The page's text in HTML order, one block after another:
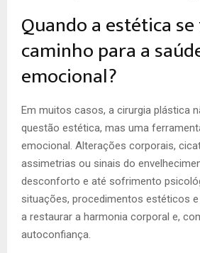
Quando a estética
caminho para a
emocional?
Em muitos casos, a cirurgia plástica
questão estética, mas uma
emocional. Alterações corporais,
assimetrias ou sinais do
desconforto e até sofrimento
situações, procedimentos estéticos
a restaurar a harmonia corporal e,
autoconfiança.